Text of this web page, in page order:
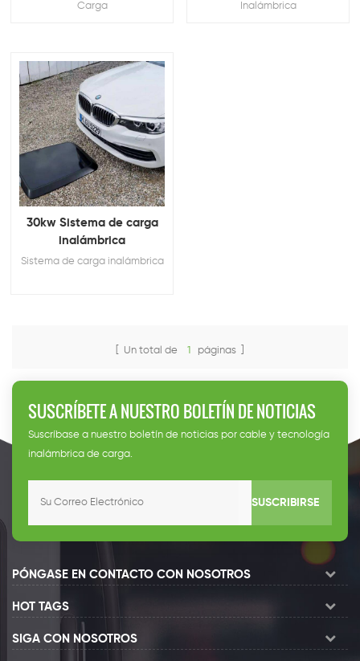
Carga
Inalámbrica
30kw Sistema de carga
inalámbrica
Sistema de carga inalámbrica
[ Un total de 1 páginas ]
SUSCRÍBETE A NUESTRO BOLETÍN DE NOTICIAS
Suscríbase a nuestro boletín de noticias por cable y tecnología
inalámbrica de carga.
SUSCRIBIRSE
PÓNGASE EN CONTACTO CON NOSOTROS
HOT TAGS
SIGA CON NOSOTROS